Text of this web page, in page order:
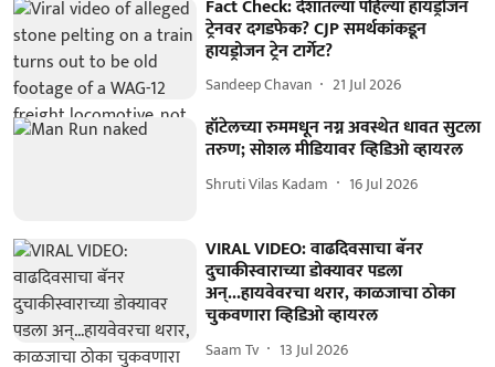
Fact Check: देशातल्या पहिल्या हायड्रोजन
ट्रेनवर दगडफेक? CJP समर्थकांकडून
हायड्रोजन ट्रेन टार्गेट?
Sandeep Chavan 21 Jul 2026
हॉटेलच्या रुममधून नग्न अवस्थेत धावत सुटला
तरुण; सोशल मीडियावर व्हिडिओ व्हायरल
Shruti Vilas Kadam 16 Jul 2026
VIRAL VIDEO: वाढदिवसाचा बॅनर
दुचाकीस्वाराच्या डोक्यावर पडला
अन्...हायवेवरचा थरार, काळजाचा ठोका
चुकवणारा व्हिडिओ व्हायरल
Saam Tv 13 Jul 2026